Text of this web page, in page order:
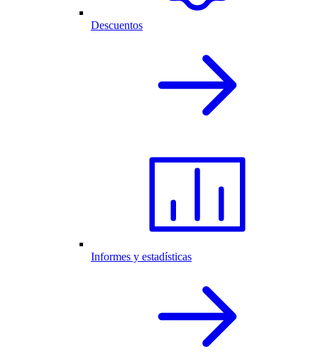
Descuentos
Informes y estadísticas